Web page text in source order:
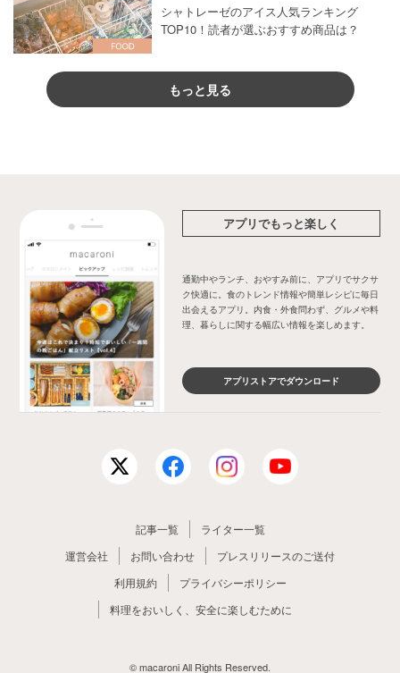
シャトレーゼのアイス人気ランキング
TOP10！読者が選ぶおすすめ商品は？
もっと見る
アプリでもっと楽しく
通勤中やランチ、おやすみ前に、アプリでサクサ
ク快適に。食のトレンド情報や簡単レシピに毎日
出会えるアプリ。内食・外食問わず、グルメや料
理、暮らしに関する幅広い情報を楽しめます。
アプリストアでダウンロード
記事一覧
ライター一覧
運営会社
お問い合わせ
プレスリリースのご送付
利用規約
プライバシーポリシー
料理をおいしく、安全に楽しむために
© macaroni All Rights Reserved.